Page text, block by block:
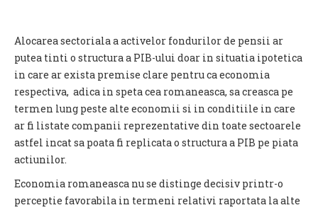
Alocarea sectoriala a activelor fondurilor de pensii ar
putea tinti o structura a PIB-ului doar in situatia ipotetica
in care ar exista premise clare pentru ca economia
respectiva, adica in speta cea romaneasca, sa creasca pe
termen lung peste alte economii si in conditiile in care
ar fi listate companii reprezentative din toate sectoarele
astfel incat sa poata fi replicata o structura a PIB pe piata
actiunilor.
Economia romaneasca nu se distinge decisiv printr-o
perceptie favorabila in termeni relativi raportata la alte